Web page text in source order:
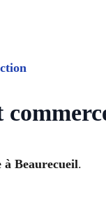
Beaurecueil.